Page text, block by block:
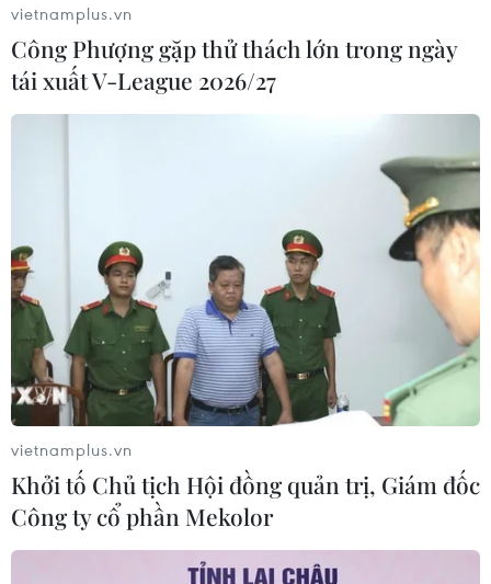
vietnamplus.vn
Công Phượng gặp thử thách lớn trong ngày
tái xuất V-League 2026/27
vietnamplus.vn
Khởi tố Chủ tịch Hội đồng quản trị, Giám đốc
Công ty cổ phần Mekolor